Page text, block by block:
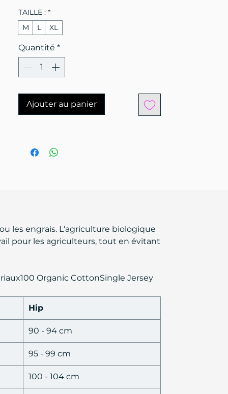
TAILLE : *
M
L XL
Quantité *
Ajouter au panier
les engrais. L'agriculture biologique
pour les agriculteurs, tout en évitant
Organic CottonSingle Jersey
Hip
90 - 94 cm
95 - 99 cm
100 - 104 cm